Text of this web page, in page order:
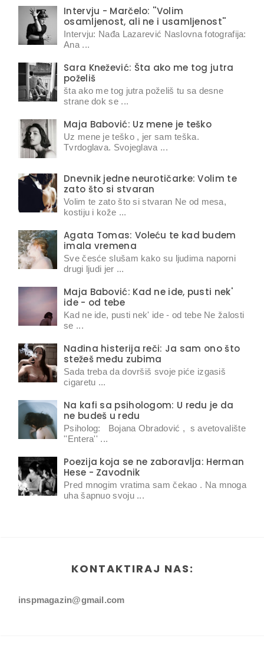
Intervju - Marčelo: ''Volim
osamljenost, ali ne i usamljenost''
Intervju: Nađa Lazarević Naslovna fotografija:
Ana ...
Sara Knežević: Šta ako me tog jutra
poželiš
šta ako me tog jutra poželiš tu sa desne
strane dok se ...
Maja Babović: Uz mene je teško
Uz mene je teško , jer sam teška.
Tvrdoglava. Svojeglava ...
Dnevnik jedne neurotičarke: Volim te
zato što si stvaran
Volim te zato što si stvaran Ne od mesa,
kostiju i kože ...
Agata Tomas: Voleću te kad budem
imala vremena
Sve česće slušam kako su ljudima naporni
drugi ljudi jer ...
Maja Babović: Kad ne ide, pusti nek'
ide - od tebe
Kad ne ide, pusti nek' ide - od tebe Ne žalosti
se ...
Nađina histerija reči: Ja sam ono što
stežeš među zubima
Sada treba da dovršiš svoje piće izgasiš
cigaretu ...
Na kafi sa psihologom: U redu je da
ne budeš u redu
Psiholog: Bojana Obradović , s avetovalište
''Entera'' ...
Poezija koja se ne zaboravlja: Herman
Hese - Zavodnik
Pred mnogim vratima sam čekao . Na mnoga
uha šapnuo svoju ...
KONTAKTIRAJ NAS:
inspmagazin@gmail.com